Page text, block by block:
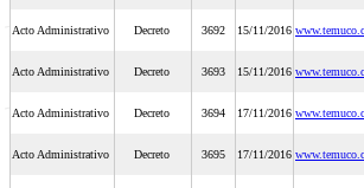
Acto Administrativo Decreto 3692 15/11/2016
Acto Administrativo Decreto 3693 15/11/2016
Acto Administrativo Decreto 3694 17/11/2016
Acto Administrativo Decreto 3695 17/11/2016